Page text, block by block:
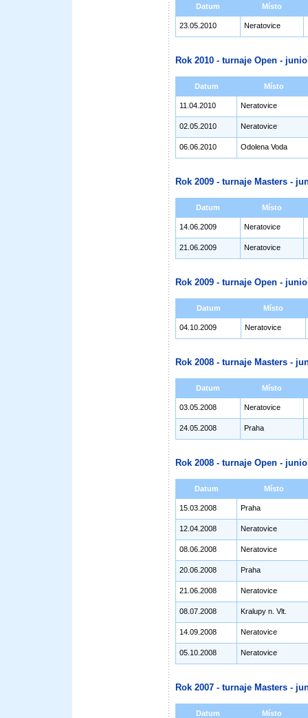
Datum Místo
23.05.2010 Neratovice
Rok 2010 - turnaje Open -
Datum Místo
11.04.2010 Neratovice
02.05.2010 Neratovice
06.06.2010 Odolena Voda
Rok 2009 - turnaje Masters -
Datum Místo
14.06.2009 Neratovice
21.06.2009 Neratovice
Rok 2009 - turnaje Open -
Datum Místo
04.10.2009 Neratovice
Rok 2008 - turnaje Masters -
Datum Místo
03.05.2008 Neratovice
24.05.2008 Praha
Rok 2008 - turnaje Open -
Datum Místo
15.03.2008 Praha
12.04.2008 Neratovice
08.06.2008 Neratovice
20.06.2008 Praha
21.06.2008 Neratovice
08.07.2008 Kralupy n. Vlt.
14.09.2008 Neratovice
05.10.2008 Neratovice
Rok 2007 - turnaje Masters -
Datum Místo